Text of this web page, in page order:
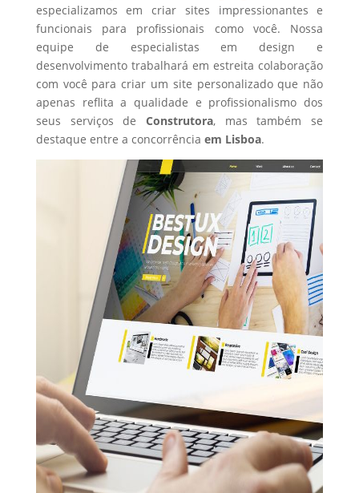
especializamos em criar sites impressionantes e
funcionais para profissionais como você. Nossa
equipe de especialistas em design e
desenvolvimento trabalhará em estreita colaboração
com você para criar um site personalizado que não
apenas reflita a qualidade e profissionalismo dos
seus serviços de Construtora, mas também se
destaque entre a concorrência em Lisboa.